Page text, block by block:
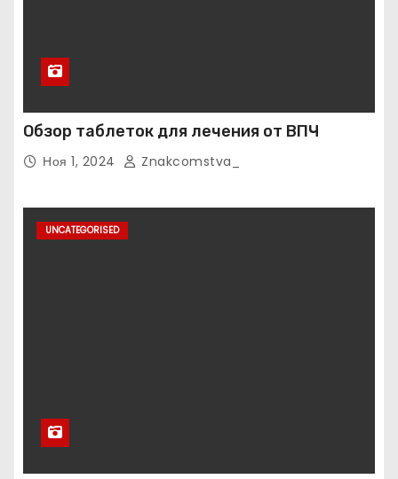
Обзор таблеток для лечения от ВПЧ
Ноя 1, 2024 Znakcomstva_
UNCATEGORISED